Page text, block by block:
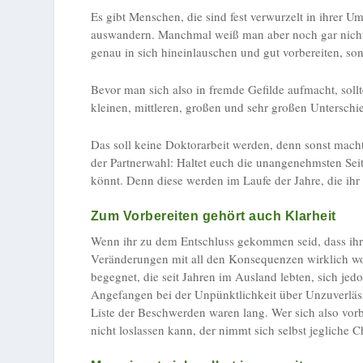
Es gibt Menschen, die sind fest verwurzelt in ihrer
auswandern. Manchmal weiß man aber noch gar
genau in sich hineinlauschen und gut vorbereiten,
Bevor man sich also in fremde Gefilde aufmacht,
kleinen, mittleren, großen und sehr großen
Das soll keine Doktorarbeit werden, denn sonst
der Partnerwahl: Haltet euch die unangenehmsten
könnt. Denn diese werden im Laufe der Jahre, die
Zum Vorbereiten gehört auch Klarheit
Wenn ihr zu dem Entschluss gekommen seid, dass
Veränderungen mit all den Konsequenzen wirklich
begegnet, die seit Jahren im Ausland lebten, sich
Angefangen bei der Unpünktlichkeit über
Liste der Beschwerden waren lang. Wer sich also
nicht loslassen kann, der nimmt sich selbst jegliche